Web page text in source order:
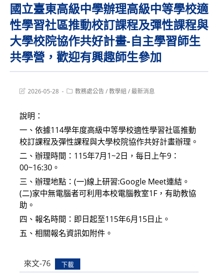
國立臺東高級中學辦理高級中等學校適
性學習社區推動校訂課程及彈性課程與
大學校院協作共好計畫-自主學習師生
共學營，歡迎有興趣師生參加
Post2026-05-28
Post教務處公告/教學組 /最新消息
說明：
一、依據114學年度高級中等學校適性學習社區推動
校訂課程及彈性課程與大學校院協作共好計畫辦理。
二、辦理時間：115年7月1~2日，每日上午9：
00~16:30。
三、辦理地點：(一)線上研習:Google Meet連結。
(二)家中無電腦者可利用本校電腦教室1F，有助教協
助。
四、報名時間：即日起至115年6月15日止。
五、相關報名資訊如附件。
來文-76 下載